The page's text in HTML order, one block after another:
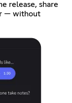
release, share
— without